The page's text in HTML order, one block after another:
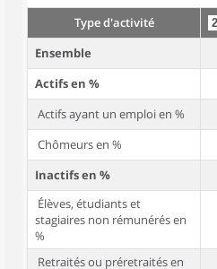
Type d'activité
Ensemble
Actifs en %
Actifs ayant un emploi en %
Chômeurs en %
Inactifs en %
Élèves, étudiants et
stagiaires non rémunérés en
%
Retraités ou préretraités en